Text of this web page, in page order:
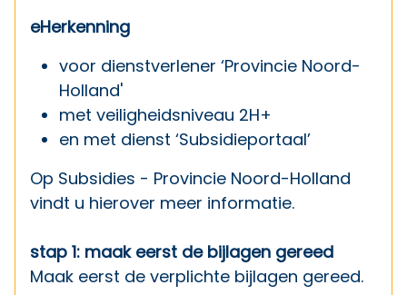
eHerkenning
voor dienstverlener ‘Provincie Noord-
Holland'
met veiligheidsniveau 2H+
en met dienst ‘Subsidieportaal’
Op Subsidies - Provincie Noord-Holland
vindt u hierover meer informatie.
stap 1: maak eerst de bijlagen gereed
Maak eerst de verplichte bijlagen gereed.